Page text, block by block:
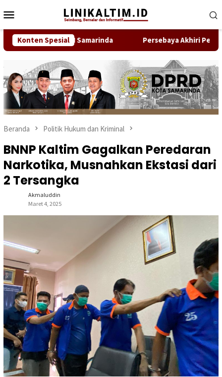
ke
kontenMobile
Konten Spesial
Anggota IDI Samarinda Persebaya Akhiri
Beranda Politik Hukum dan Kriminal
BNNP Kaltim Gagalkan Peredaran
Narkotika, Musnahkan Ekstasi dari
2 Tersangka
Akmaluddin
Maret 4, 2025